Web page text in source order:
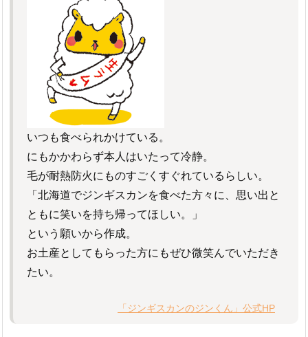
いつも食べられかけている。
にもかかわらず本人はいたって冷静。
毛が耐熱防火にものすごくすぐれているらしい。
「北海道でジンギスカンを食べた方々に、思い出と
ともに笑いを持ち帰ってほしい。」
という願いから作成。
お土産としてもらった方にもぜひ微笑んでいただき
たい。
「ジンギスカンのジンくん」公式HP